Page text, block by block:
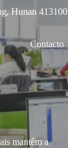
Hunan 413100
Contacto
mantêm a